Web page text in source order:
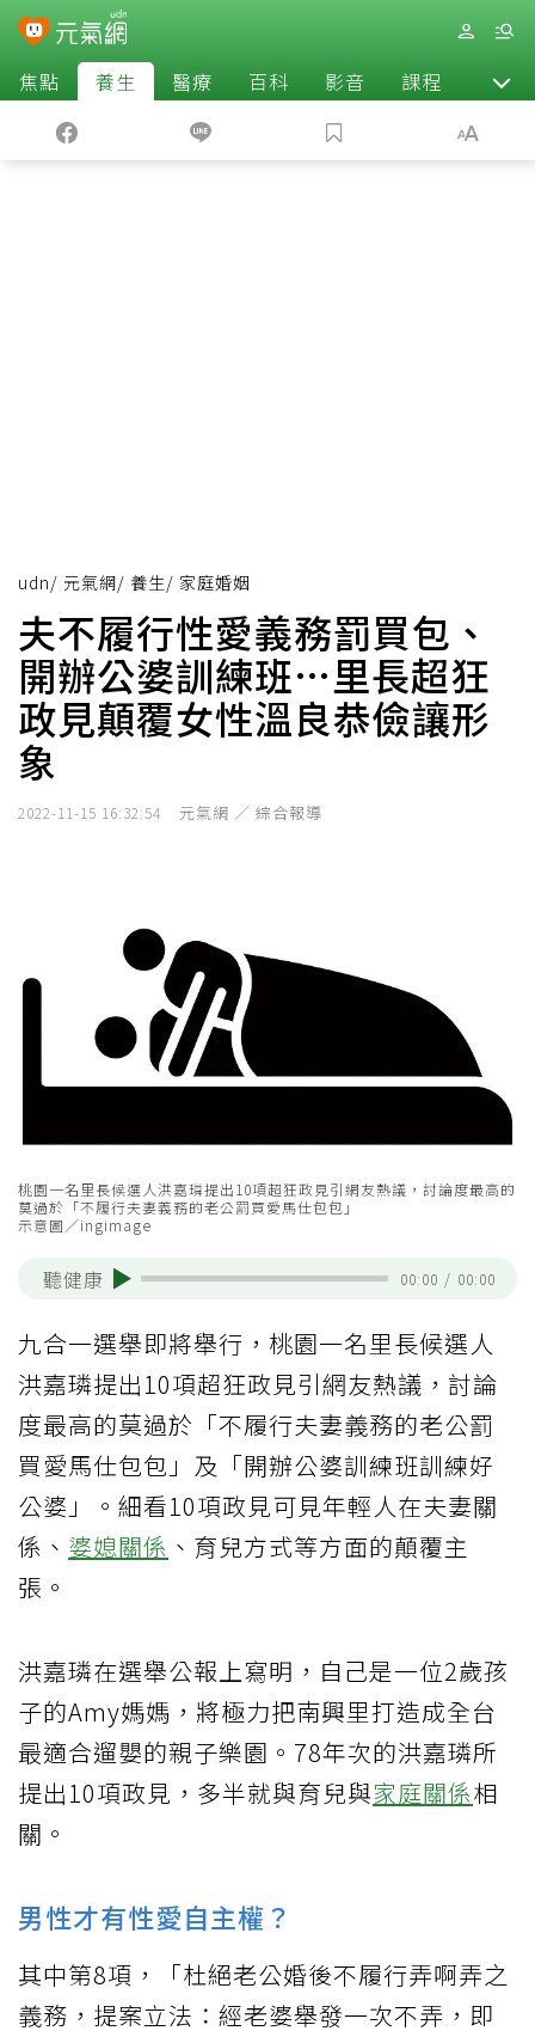
焦點 養生 醫療 百科 影音 課程 退休
udn/ 元氣網/ 養生/ 家庭婚姻
夫不履行性愛義務罰買包、
開辦公婆訓練班…里長超狂
政見顛覆女性溫良恭儉讓形
象
2022-11-15 16:32:54 元氣網 ／ 綜合報導
桃園一名里長候選人洪嘉璘提出10項超狂政見引網友熱議，討論度最高的
莫過於「不履行夫妻義務的老公罰買愛馬仕包包」
示意圖／ingimage
聽健康 00:00 / 00:00
九合一選舉即將舉行，桃園一名里長候選人
洪嘉璘提出10項超狂政見引網友熱議，討論
度最高的莫過於「不履行夫妻義務的老公罰
買愛馬仕包包」及「開辦公婆訓練班訓練好
公婆」。細看10項政見可見年輕人在夫妻關
係、 婆媳關係 、育兒方式等方面的顛覆主
張。
洪嘉璘在選舉公報上寫明，自己是一位2歲孩
子的Amy媽媽，將極力把南興里打造成全台
最適合遛嬰的親子樂園。78年次的洪嘉璘所
提出10項政見，多半就與育兒與家庭關係相
關。
男性才有性愛自主權？
其中第8項，「杜絕老公婚後不履行弄啊弄之
義務，提案立法：經老婆舉發一次不弄，即